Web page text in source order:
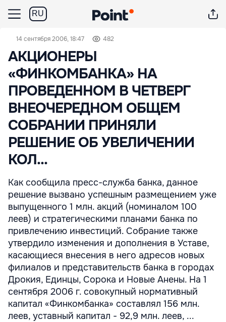
RU
14 сентября 2006, 18:47 482
АКЦИОНЕРЫ
«ФИНКОМБАНКА» НА
ПРОВЕДЕННОМ В ЧЕТВЕРГ
ВНЕОЧЕРЕДНОМ ОБЩЕМ
СОБРАНИИ ПРИНЯЛИ
РЕШЕНИЕ ОБ УВЕЛИЧЕНИИ
КОЛ...
Как сообщила пресс-служба банка, данное
решение вызвано успешным размещением уже
выпущенного 1 млн. акций (номиналом 100
леев) и стратегическими планами банка по
привлечению инвестиций. Собрание также
утвердило изменения и дополнения в Уставе,
касающиеся внесения в него адресов новых
филиалов и представительств банка в городах
Дрокия, Единцы, Сорока и Новые Анены. На 1
сентября 2006 г. совокупный нормативный
капитал «Финкомбанка» составлял 156 млн.
леев, уставный капитал - 92,9 млн. леев, ...